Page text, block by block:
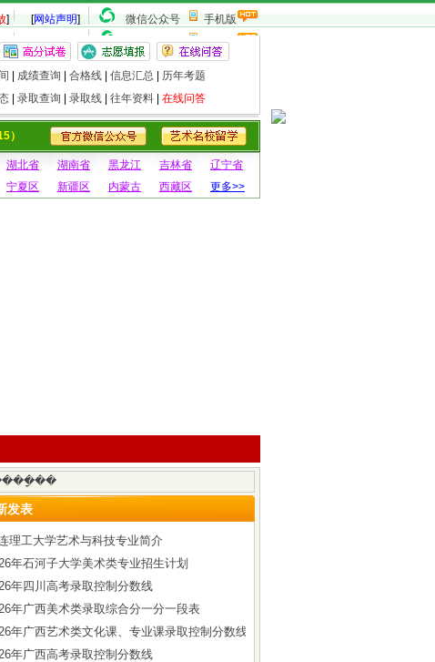
] [网站声明] 微信公众号 手机版
成绩查询 合格线| 信息汇总
历年考题
| 录取查询 录取线| 往年资料| 在线问答
）
湖北省 湖南省 黑龙江 吉林省
辽宁省
宁夏区 新疆区 内蒙古 西藏区 更多>>
发表
理工大学艺术与科技专业简介
年石河子大学美术类专业招生计划
年四川高考录取控制分数线
年广西美术类录取综合分一分一段表
年广西艺术类文化课、专业课录取控制分数线
年广西高考录取控制分数线